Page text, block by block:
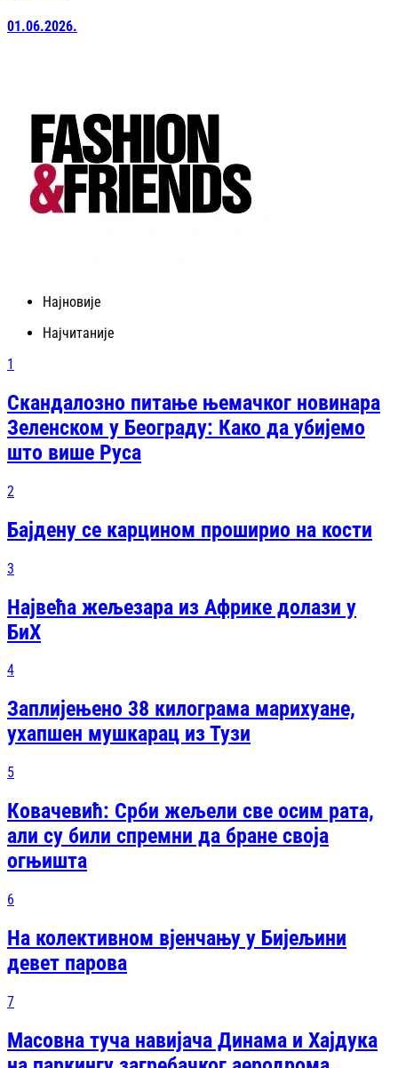
01.06.2026.
Најновије
Најчитаније
1
Скандалозно питање њемачког новинара
Зеленском у Београду: Како да убијемо
што више Руса
2
Бајдену се карцином проширио на кости
3
Највећа жељезара из Африке долази у
БиХ
4
Заплијењено 38 килограма марихуане,
ухапшен мушкарац из Тузи
5
Ковачевић: Срби жељели све осим рата,
али су били спремни да бране своја
огњишта
6
На колективном вјенчању у Бијељини
девет парова
7
Масовна туча навијача Динама и Хајдука